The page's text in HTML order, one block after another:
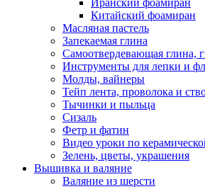
Китайский фоамиран
Масляная пастель
Запекаемая глина
Самоотвердевающая глина,
Инструменты для лепки и
Молды, вайнеры
Тейп лента, проволока и
Тычинки и пыльца
Сизаль
Фетр и фатин
Видео уроки по
Зелень, цветы, украшения
Вышивка и валяние
Валяние из шерсти